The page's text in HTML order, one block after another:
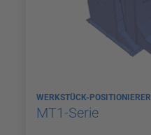
WERKSTÜCK-POSITIONIERER
MT1-Serie